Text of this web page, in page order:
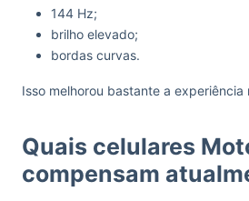
144 Hz;
brilho elevado;
bordas curvas.
Isso melhorou bastante a experiência
Quais celulares
compensam